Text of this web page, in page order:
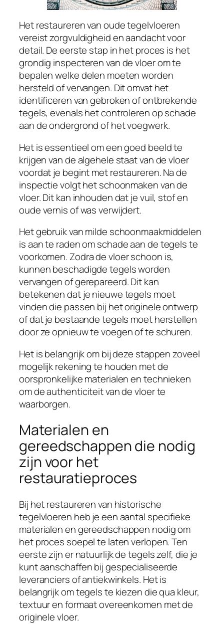
Het restaureren van oude tegelvloeren
vereist zorgvuldigheid en aandacht voor
detail. De eerste stap in het proces is het
grondig inspecteren van de vloer om te
bepalen welke delen moeten worden
hersteld of vervangen. Dit omvat het
identificeren van gebroken of ontbrekende
tegels, evenals het controleren op schade
aan de ondergrond of het voegwerk.
Het is essentieel om een goed beeld te
krijgen van de algehele staat van de vloer
voordat je begint met restaureren. Na de
inspectie volgt het schoonmaken van de
vloer. Dit kan inhouden dat je vuil, stof en
oude vernis of was verwijdert.
Het gebruik van milde schoonmaakmiddelen
is aan te raden om schade aan de tegels te
voorkomen. Zodra de vloer schoon is,
kunnen beschadigde tegels worden
vervangen of gerepareerd. Dit kan
betekenen dat je nieuwe tegels moet
vinden die passen bij het originele ontwerp
of dat je bestaande tegels moet herstellen
door ze opnieuw te voegen of te schuren.
Het is belangrijk om bij deze stappen zoveel
mogelijk rekening te houden met de
oorspronkelijke materialen en technieken
om de authenticiteit van de vloer te
waarborgen.
Materialen en
gereedschappen die nodig
zijn voor het
restauratieproces
Bij het restaureren van historische
tegelvloeren heb je een aantal specifieke
materialen en gereedschappen nodig om
het proces soepel te laten verlopen. Ten
eerste zijn er natuurlijk de tegels zelf, die je
kunt aanschaffen bij gespecialiseerde
leveranciers of antiekwinkels. Het is
belangrijk om tegels te kiezen die qua kleur,
textuur en formaat overeenkomen met de
originele vloer.